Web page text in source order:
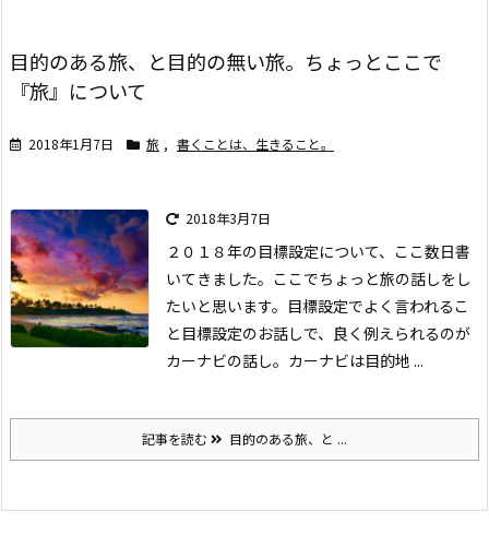
目的のある旅、と目的の無い旅。ちょっとここで
『旅』について
2018年1月7日 旅 , 書くことは、生きること。
2018年3月7日
２０１８年の目標設定について、ここ数日書
いてきました。 ここでちょっと旅の話しをし
たいと思います。 目標設定でよく言われるこ
と 目標設定のお話しで、良く例えられるのが
カーナビの話し。 カーナビは目的地 ...
記事を読む 目的のある旅、と ...